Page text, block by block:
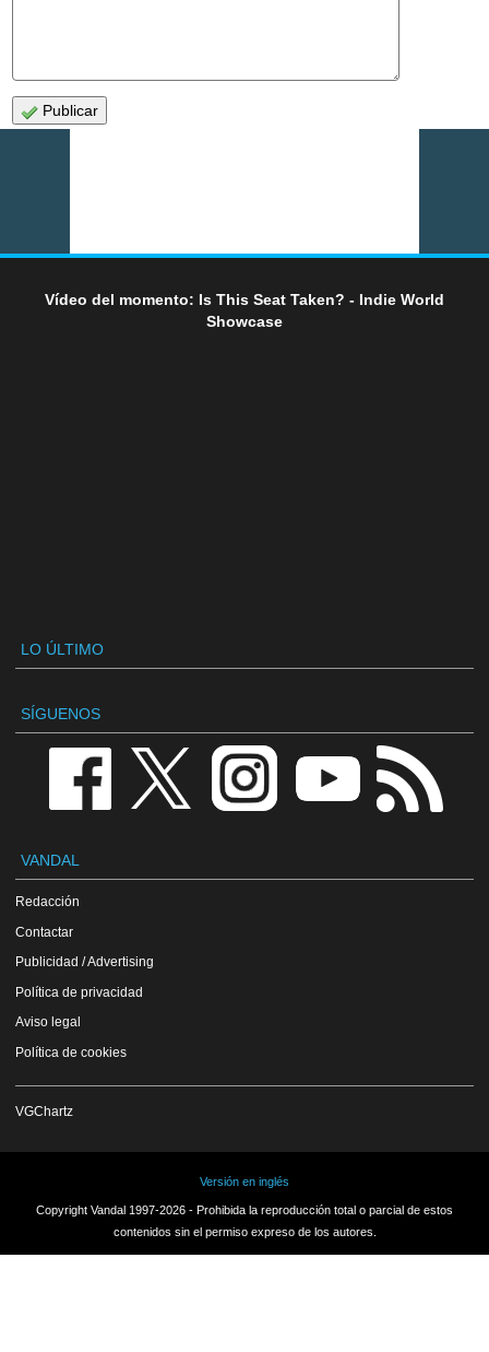
Publicar
Vídeo del momento: Is This Seat Taken? - Indie World
Showcase
LO ÚLTIMO
SÍGUENOS
VANDAL
Redacción
Contactar
Publicidad / Advertising
Política de privacidad
Aviso legal
Política de cookies
VGChartz
Versión en inglés
Copyright Vandal 1997-2026 - Prohibida la reproducción total o parcial de estos
contenidos sin el permiso expreso de los autores.